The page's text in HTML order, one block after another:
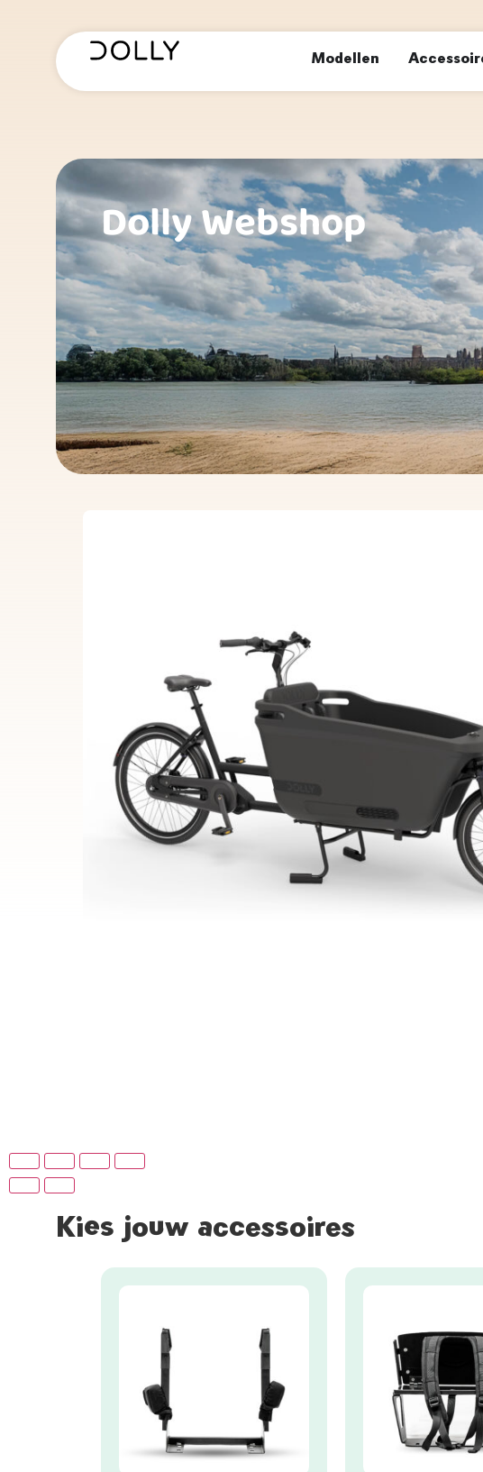
Modellen
Dolly Webshop
Kies jouw accessoires